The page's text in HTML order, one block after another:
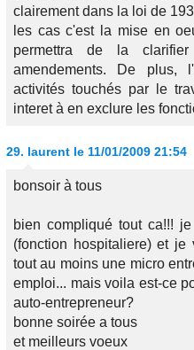
clairement dans la loi de
les cas c'est la mise en
permettra de la
amendements. De plus,
activités touchés par le
interet à en exclure les
29. laurent le 11/01/2009 21:54
bonsoir à tous
bien compliqué tout ca!!!
(fonction hospitaliere) et je
tout au moins une micro
emploi... mais voila est-ce
auto-entrepreneur?
bonne soirée a tous
et meilleurs voeux